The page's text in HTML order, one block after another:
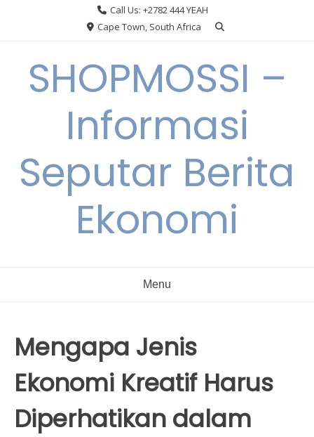
Call Us: +2782 444 YEAH
Cape Town, South Africa
SHOPMOSSI –
Informasi
Seputar Berita
Ekonomi
Menu
Mengapa Jenis
Ekonomi Kreatif Harus
Diperhatikan dalam